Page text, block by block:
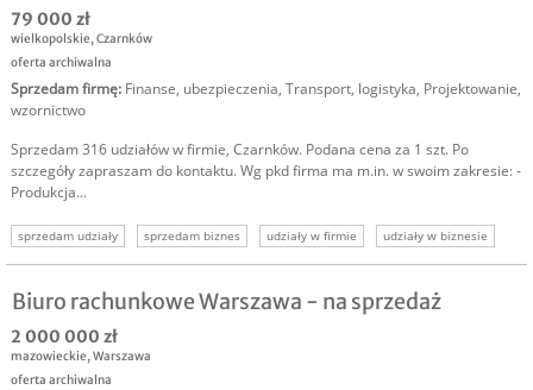
79 000 zł
wielkopolskie,Czarnków
oferta archiwalna
Sprzedam firmę: Finanse, ubezpieczenia, Transport, logistyka, Projektowanie,
wzornictwo
Sprzedam 316 udziałów w firmie, Czarnków. Podana cena za 1 szt. Po
szczegóły zapraszam do kontaktu. Wg pkd firma ma m.in. w swoim zakresie: -
Produkcja...
sprzedam udziały sprzedam biznes udziały w firmie
udziały w biznesie
udziały na sprzedaż
oferta sprzedaży udziałów
Biuro rachunkowe Warszawa - na sprzedaż
2 000 000 zł
mazowieckie,Warszawa
oferta archiwalna